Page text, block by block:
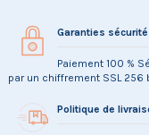
Garanties sécurité
Paiement 100 %
par un chiffrement SSL 256
Politique de